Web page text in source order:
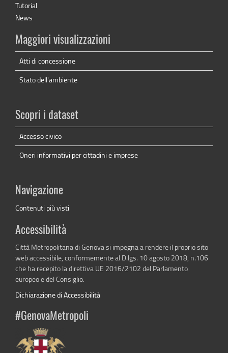
Tutorial
News
Maggiori visualizzazioni
Atti di concessione
Stato dell'ambiente
Scopri i dataset
Accesso civico
Oneri informativi per cittadini e imprese
Navigazione
Contenuti più visti
Accessibilità
Città Metropolitana di Genova si impegna a rendere il proprio sito
web accessibile, conformemente al D.lgs. 10 agosto 2018, n.106
che ha recepito la direttiva UE 2016/2102 del Parlamento
europeo e del Consiglio.
Dichiarazione di Accessibilità
#GenovaMetropoli